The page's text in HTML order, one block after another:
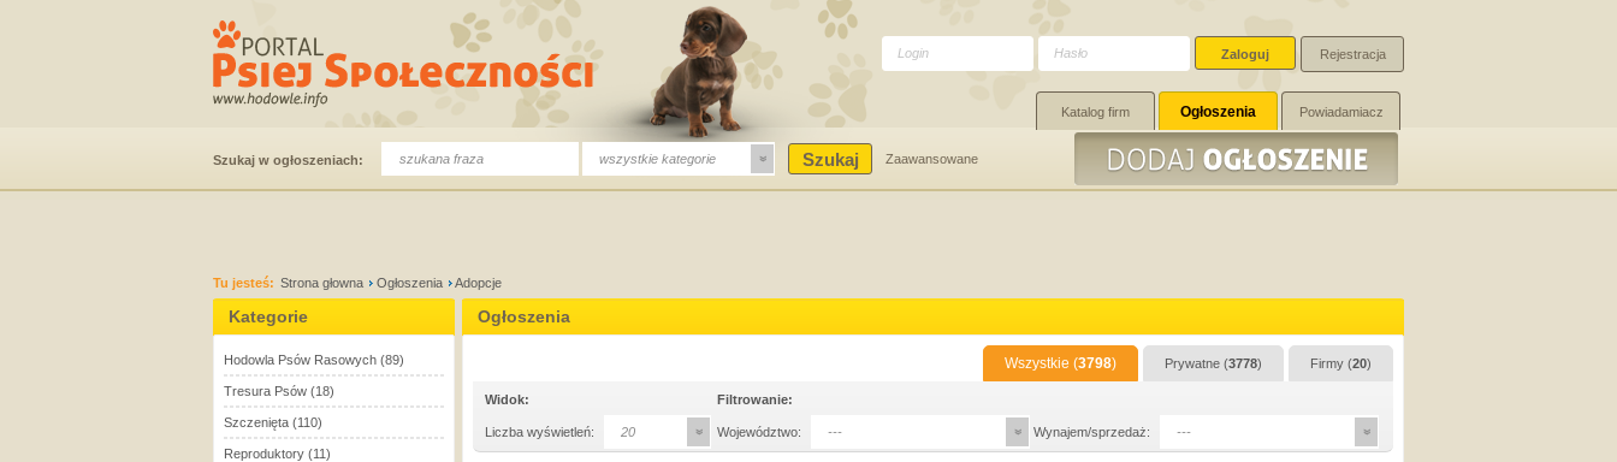
Rejestracja
Szukaj w ogłoszeniach: wszystkie kategorie Zaawansowane
Powiadamiacz
Ogłoszenia
Katalog firm
Tu jesteś: Strona głowna Ogłoszenia Adopcje
Kategorie
Hodowla Psów Rasowych (89)
Tresura Psów (18)
Szczenięta (110)
Reproduktory (11)
Ogłoszenia
Wszystkie (3798) Prywatne (3778) Firmy (20)
Widok:
Liczba wyświetleń: 20
Filtrowanie:
Województwo: --- Wynajem/sprzedaż: ---